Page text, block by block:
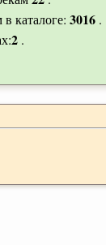
каталоге: 3016 .
2 .